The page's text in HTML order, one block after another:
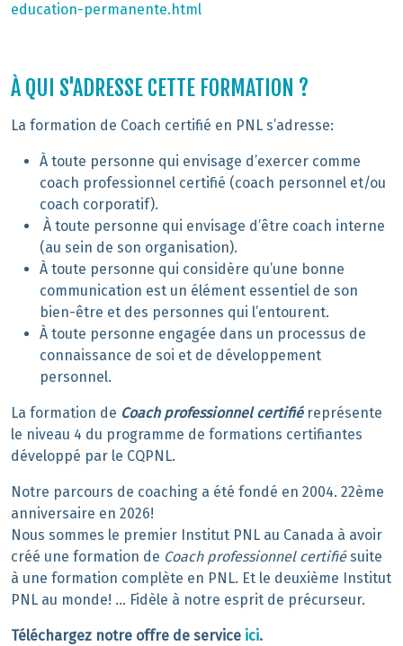
education-permanente.html
À QUI S'ADRESSE CETTE FORMATION ?
La formation de Coach certifié en PNL s’adresse:
À toute personne qui envisage d’exercer comme
coach professionnel certifié (coach personnel et/ou
coach corporatif).
À toute personne qui envisage d’être coach interne
(au sein de son organisation).
À toute personne qui considère qu’une bonne
communication est un élément essentiel de son
bien-être et des personnes qui l’entourent.
À toute personne engagée dans un processus de
connaissance de soi et de développement
personnel.
La formation de Coach professionnel certifiéreprésente
le niveau 4 du programme de formations certifiantes
développé par le CQPNL.
Notre parcours de coaching a été fondé en 2004. 22ème
anniversaire en 2026!
Nous sommes le premier Institut PNL au Canada à avoir
créé une formation de Coach professionnel certifié suite
à une formation complète en PNL. Et le deuxième Institut
PNL au monde! … Fidèle à notre esprit de précurseur.
Téléchargez notre offre de service ici.